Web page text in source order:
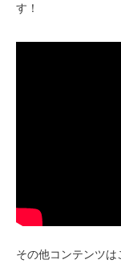
す！
その他コンテンツは